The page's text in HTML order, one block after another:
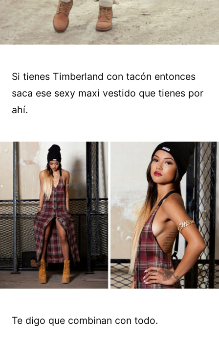
Si tienes Timberland con tacón entonces
saca ese sexy maxi vestido que tienes por
ahí.
Te digo que combinan con todo.